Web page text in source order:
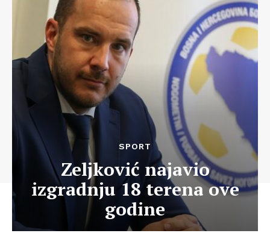
SPORT
Zeljković najavio
izgradnju 18 terena ove
godine